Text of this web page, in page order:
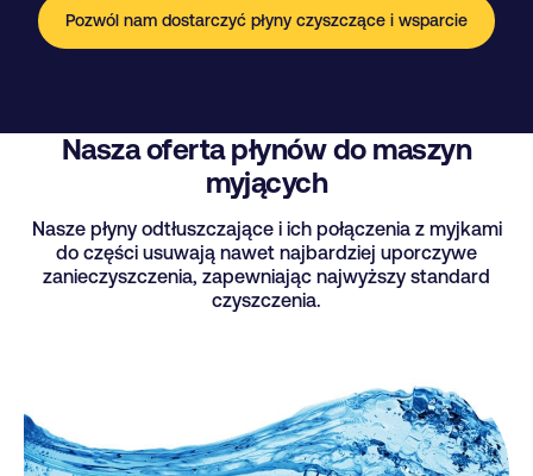
Pozwól nam dostarczyć płyny czyszczące i wsparcie
Nasza oferta płynów do maszyn
myjących
Nasze płyny odtłuszczające i ich połączenia z myjkami
do części usuwają nawet najbardziej uporczywe
zanieczyszczenia, zapewniając najwyższy standard
czyszczenia.